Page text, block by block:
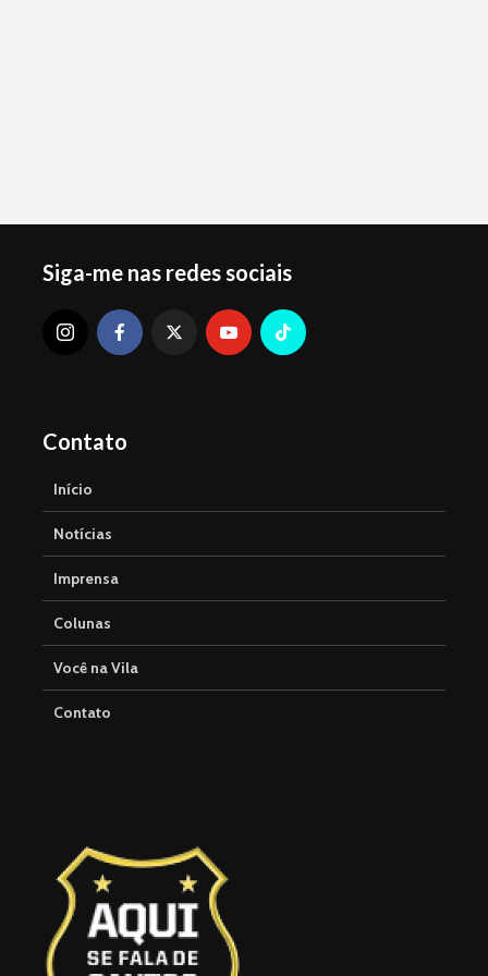
Siga-me nas redes sociais
Contato
Início
Notícias
Imprensa
Colunas
Você na Vila
Contato